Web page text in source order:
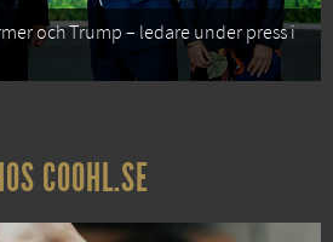
och Trump – ledare under press i
COOHL.SE